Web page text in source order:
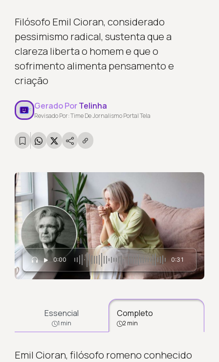
Filósofo Emil Cioran, considerado
pessimismo radical, sustenta que a
clareza liberta o homem e que o
sofrimento alimenta pensamento e
criação
Gerado PorTelinha
Revisado Por: Time De Jornalismo Portal Tela
0:00 0:31
Essencial
1 min
Completo
2 min
Emil Cioran, filósofo romeno conhecido